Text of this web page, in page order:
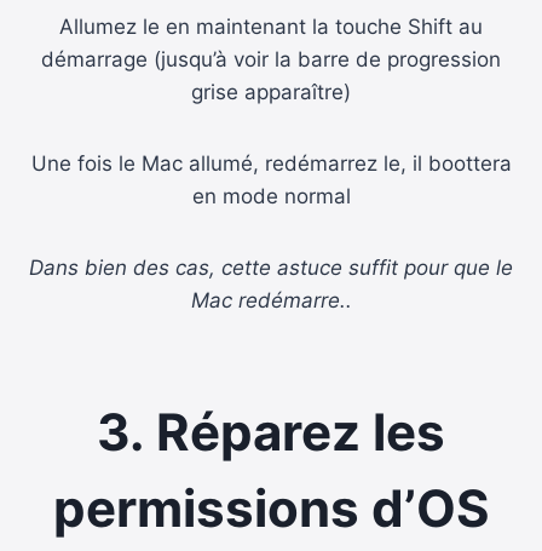
Allumez le en maintenant la touche Shift au
démarrage (jusqu’à voir la barre de progression
grise apparaître)
Une fois le Mac allumé, redémarrez le, il boottera
en mode normal
Dans bien des cas, cette astuce suffit pour que le
Mac redémarre..
3. Réparez les
permissions d’OS